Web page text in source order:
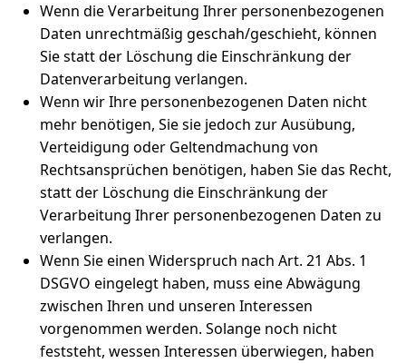
Wenn die Verarbeitung Ihrer personenbezogenen
Daten unrechtmäßig geschah/geschieht, können
Sie statt der Löschung die Einschränkung der
Datenverarbeitung verlangen.
Wenn wir Ihre personenbezogenen Daten nicht
mehr benötigen, Sie sie jedoch zur Ausübung,
Verteidigung oder Geltendmachung von
Rechtsansprüchen benötigen, haben Sie das Recht,
statt der Löschung die Einschränkung der
Verarbeitung Ihrer personenbezogenen Daten zu
verlangen.
Wenn Sie einen Widerspruch nach Art. 21 Abs. 1
DSGVO eingelegt haben, muss eine Abwägung
zwischen Ihren und unseren Interessen
vorgenommen werden. Solange noch nicht
feststeht, wessen Interessen überwiegen, haben